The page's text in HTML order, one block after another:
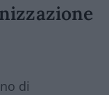
di